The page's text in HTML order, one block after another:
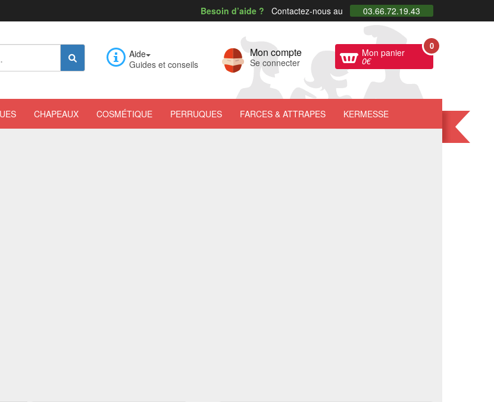
Besoin d’aide ? Contactez-nous au 03.66.72.19.43
Aide
Guides et conseils
Mon compte
Se connecter
Mon panier
0€
0
CHAPEAUX COSMÉTIQUE PERRUQUES FARCES & ATTRAPES KERMESSE